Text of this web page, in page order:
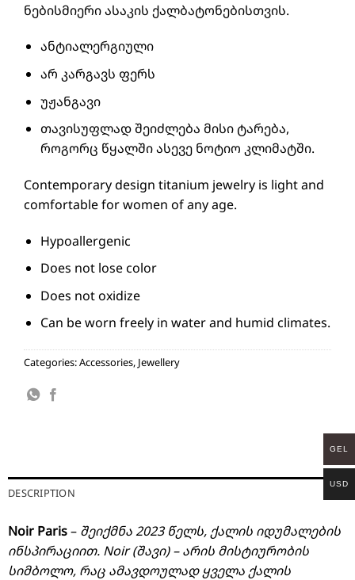
ნებისმიერი ასაკის ქალბატონებისთვის.
ანტიალერგიული
არ კარგავს ფერს
უჟანგავი
თავისუფლად შეიძლება მისი ტარება,
როგორც წყალში ასევე ნოტიო კლიმატში.
Contemporary design titanium jewelry is light and
comfortable for women of any age.
Hypoallergenic
Does not lose color
Does not oxidize
Can be worn freely in water and humid climates.
Categories:Accessories, Jewellery
DESCRIPTION
Noir Paris– შეიქმნა 2023 წელს, ქალის იდუმალების
ინსპირაციით. Noir (შავი) – არის მისტიურობის
სიმბოლო, რაც ამავდოულად ყველა ქალის
GEL
USD